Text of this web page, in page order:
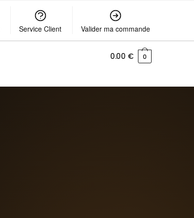
Service Client Valider ma commande
0.00 € 0